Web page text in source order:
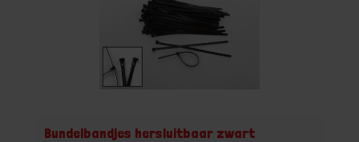
Bundelbandjes hersluitbaar zwart